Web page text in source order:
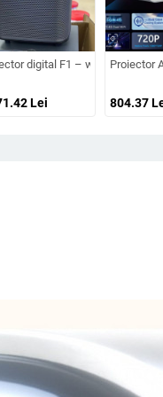
model T5mini Android versiune
și cinema de familie
airbaguri și proiector cu
digital F1 – wireless,
Lei
Proiector
804.37